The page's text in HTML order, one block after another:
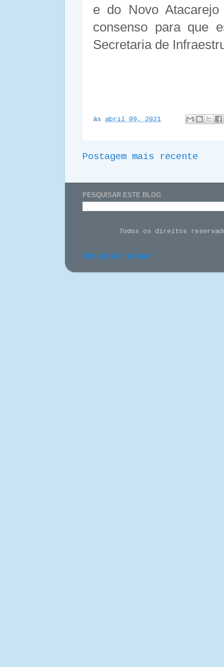
e do Novo
consenso para que
Secretaria de
às abril 09, 2021
Postagem mais recente
PESQUISAR ESTE BLOG
Todos os direitos
Denunciar abuso